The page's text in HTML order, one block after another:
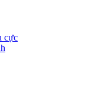
cực